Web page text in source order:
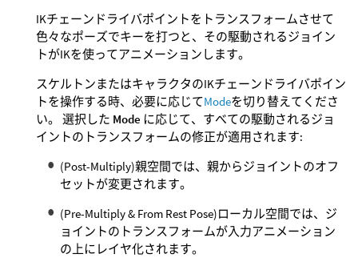
IKチェーンドライバポイントをトランスフォームさせて
色々なポーズでキーを打つと、その駆動されるジョイン
トがIKを使ってアニメーションします。
スケルトンまたはキャラクタのIKチェーンドライバポイン
トを操作する時、必要に応じてModeを切り替えてくださ
い。 選択した Mode に応じて、すべての駆動されるジョ
イントのトランスフォームの修正が適用されます:
(Post-Multiply)親空間では、親からジョイントのオフ
セットが変更されます。
(Pre-Multiply & From Rest Pose)ローカル空間では、ジ
ョイントのトランスフォームが入力アニメーション
の上にレイヤ化されます。